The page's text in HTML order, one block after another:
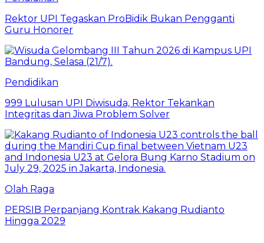
Rektor UPI Tegaskan ProBidik Bukan Pengganti
Guru Honorer
Pendidikan
999 Lulusan UPI Diwisuda, Rektor Tekankan
Integritas dan Jiwa Problem Solver
Olah Raga
PERSIB Perpanjang Kontrak Kakang Rudianto
Hingga 2029